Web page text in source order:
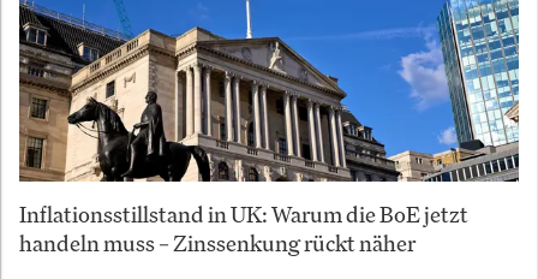
Inflationsstillstand in UK: Warum die BoE jetzt
handeln muss – Zinssenkung rückt näher